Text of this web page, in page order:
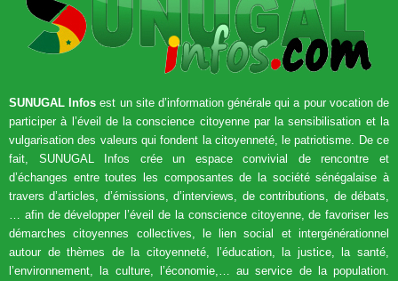
SUNUGAL Infos est un site d’information générale qui a pour vocation de
participer à l’éveil de la conscience citoyenne par la sensibilisation et la
vulgarisation des valeurs qui fondent la citoyenneté, le patriotisme. De ce
fait, SUNUGAL Infos crée un espace convivial de rencontre et
d’échanges entre toutes les composantes de la société sénégalaise à
travers d’articles, d’émissions, d’interviews, de contributions, de débats,
… afin de développer l’éveil de la conscience citoyenne, de favoriser les
démarches citoyennes collectives, le lien social et intergénérationnel
autour de thèmes de la citoyenneté, l’éducation, la justice, la santé,
l’environnement, la culture, l’économie,… au service de la population.